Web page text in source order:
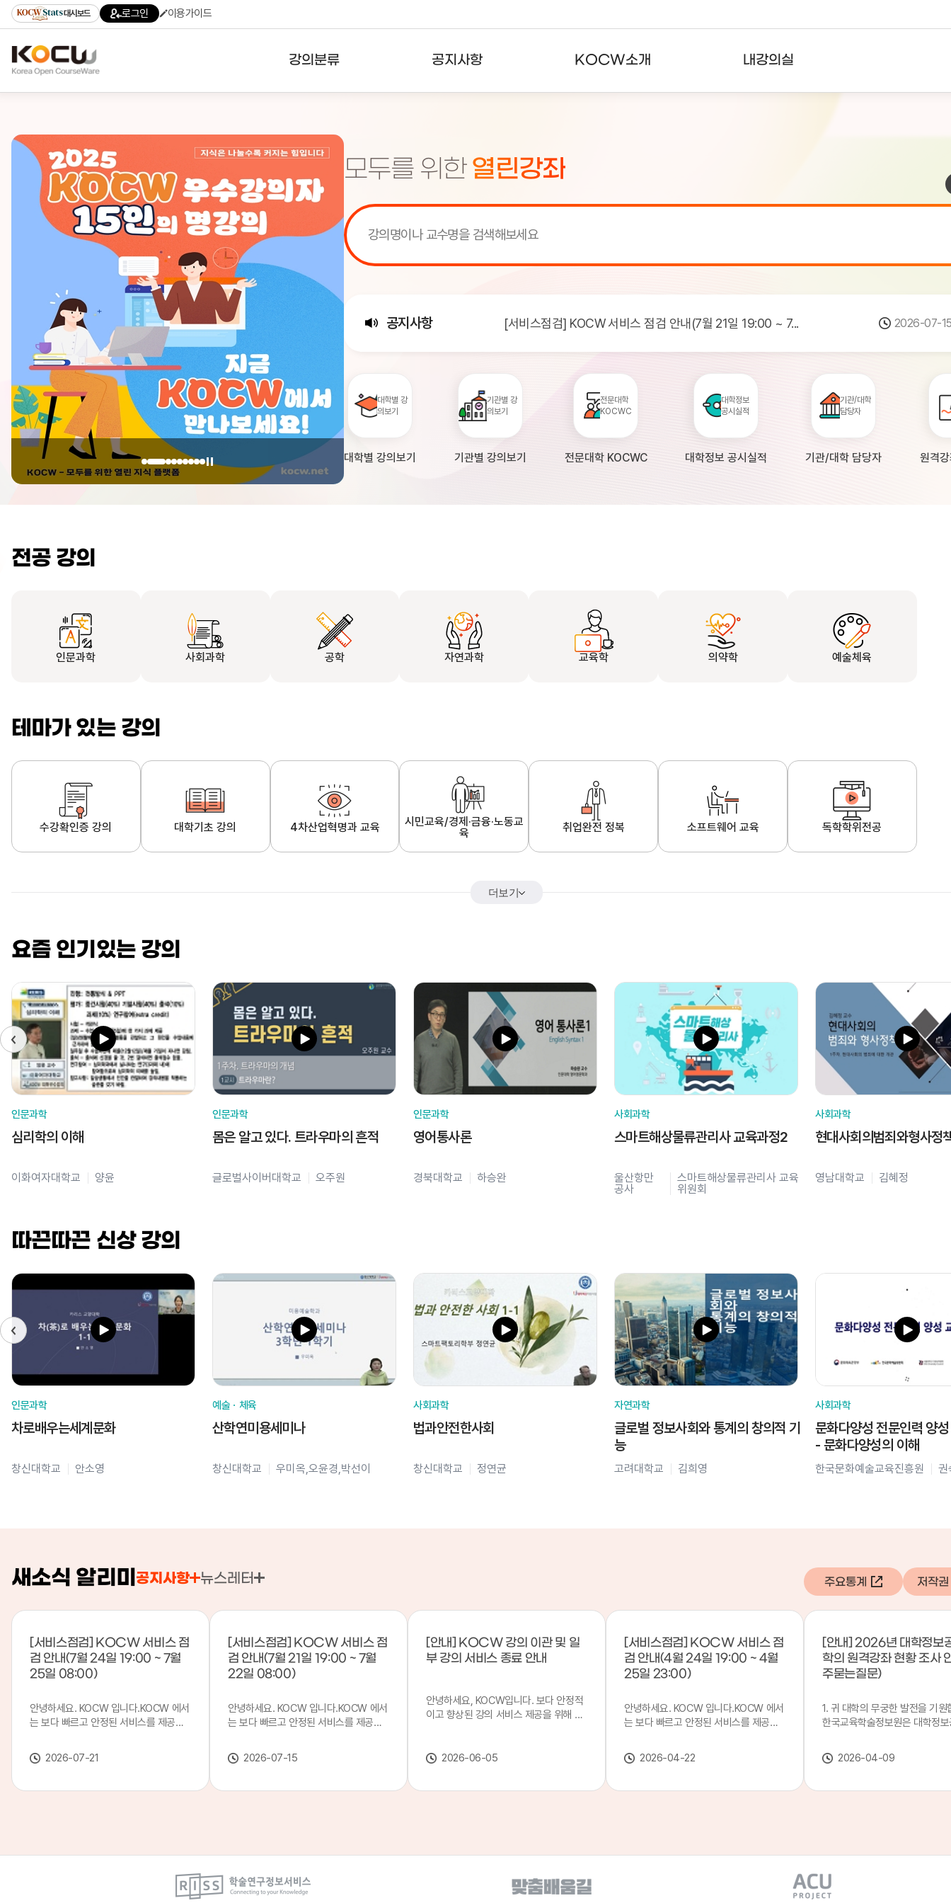
대시보드 로그인 이용가이드
강의분류
기관강의
테마강의
공지사항
주요통계현황
KOCW소개 내강의실
모두를 위한 열린강좌
공지사항 [서비스점검] KOCW 서비스 점검 안내(7월 21일 19:00 ~ 7... 2026-07-
[서비스점검] KOCW 서비스 점검 안내(4월 24일 19:00 ~ 4월... 2026-04-
대학별 강
의보기
대학별 강의보기
기관별 강
의보기
기관별 강의보기
전문대학
KOCWC
전문대학 KOCWC
대학정보
공시실적
대학정보 공시실적
기관/대학
담당자
기관/대학 담당자 원격
전공 강의
인문과학 사회과학 공학 자연과학 교육학 의약학 예술체육
테마가 있는 강의
수강확인증 강의 대학기초 강의 4차산업혁명과 교육
시민교육/경제·금융·노동교
육
취업완전 정복 소프트웨어 교육 독학학위전공
더보기
요즘 인기있는 강의
인문과학
심리학의 이해
이화여자대학교 양윤
인문과학
몸은 알고 있다. 트라우마의 흔적
글로벌사이버대학교 오주원
인문과학
영어통사론
경북대학교 하승완
사회과학
스마트해상물류관리사 교육과정2
울산항만
공사
스마트해상물류관리사 교육
위원회
사회과학
현대사회의범죄와형사정
영남대학교 김혜정
따끈따끈 신상 강의
인문과학
차로배우는세계문화
창신대학교 안소영
예술ㆍ체육
산학연미용세미나
창신대학교 우미옥,오윤경,박선이
사회과학
법과안전한사회
창신대학교 정연균
자연과학
글로벌 정보사회와 통계의 창의적 기
능
고려대학교 김희영
사회과학
문화다양성 전문인력 양
- 문화다양성의 이해
한국문화예술교육진흥원 권
새소식 알리미 공지사항 뉴스레터
[서비스점검] KOCW 서비스 점
검 안내(7월 24일 19:00 ~ 7월
25일 08:00)
안녕하세요. KOCW 입니다.KOCW 에서
는 보다 빠르고 안정된 서비스를 제공하
합니다.※ 서비스 점검 작업 일시 : 7월
24일(금) 19:00 ~ 7월 25일(토) 08:00
안 서비스가 일시 중지될 수 있으니, 이
2026-07-21
[서비스점검] KOCW 서비스 점
검 안내(7월 21일 19:00 ~ 7월
22일 08:00)
안녕하세요. KOCW 입니다.KOCW 에서
는 보다 빠르고 안정된 서비스를 제공하
합니다.※ 서비스 점검 작업 일시 : 7월 21
일(화) 19:00 ~ 7월 22일(수) 08:00이
서비스가일시 중지될 수 있으니, 이 점 양
2026-07-15
[안내] KOCW 강의 이관 및 일
부 강의 서비스 종료 안내
안녕하세요, KOCW입니다. 보다 안정적
이고 향상된 강의 서비스 제공을 위해 강
스가 종료될 예정이오니, 이용에 참고하
종료 강의 안내 이관 작업으로 인해 일부
었습니다. 서비스 종료 강의 목록은 아래
링크에서 확인하실 수 있습니다. → 서비
2026-06-05
[서비스점검] KOCW 서비스 점
검 안내(4월 24일 19:00 ~ 4월
25일 23:00)
안녕하세요. KOCW 입니다.KOCW 에서
는 보다 빠르고 안정된 서비스를 제공하
합니다.※ 서비스 점검 작업 일시 : 4월
24일(금) 19:00 ~ 4월 25일(토) 23:00
안 일시중지될 예정이오니, 이 점 양해하
2026-04-22
[안내] 2026년 대학정보
학의 원격강좌 현황 조사
주묻는질문)
1. 귀 대학의 무궁한 발전을 기원
한국교육학술정보원은 대학정
본 조사는 2025. 3. 1~2026. 2.
에 운영된 원격강좌(이러닝) 현
강좌(12-바)'에 데이터를 연계할
인시 캠퍼스인 경우 해당 캠퍼스
있는 기관명을 선택하시면 됩니
2026-04-09
주요통계 저작